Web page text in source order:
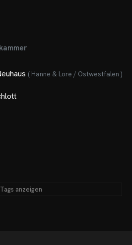
( Hanne & Lore / Ostwestfalen )
Tags anzeigen